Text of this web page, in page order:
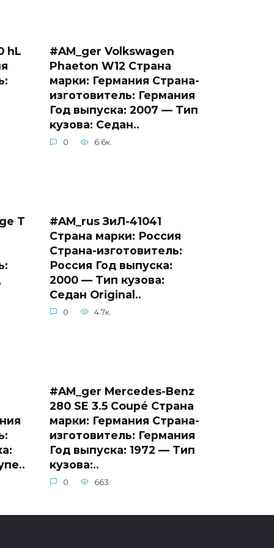
hL
#AM_ger Volkswagen
Phaeton W12 Страна
марки: Германия Страна-
изготовитель: Германия
Год выпуска: 2007 — Тип
кузова: Седан..
0 6.6к.
T
#AM_rus ЗиЛ-41041
Страна марки: Россия
Страна-изготовитель:
Россия Год выпуска:
2000 — Тип кузова:
Седан Original..
0 4.7к.
#AM_ger Mercedes-Benz
280 SE 3.5 Coupé Страна
марки: Германия Страна-
изготовитель: Германия
Год выпуска: 1972 — Тип
кузова:..
0 663